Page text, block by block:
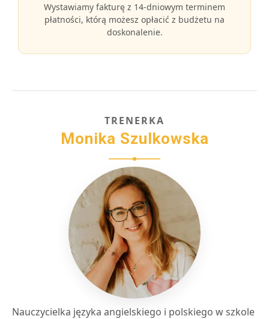
Wystawiamy fakturę z 14-dniowym terminem
płatności, którą możesz opłacić z budżetu na
doskonalenie.
TRENERKA
Monika Szulkowska
Nauczycielka języka angielskiego i polskiego w szkole